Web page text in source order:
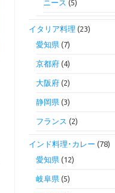
ニース (5)
イタリア料理 (23)
愛知県(7)
京都府(4)
大阪府(2)
静岡県(3)
フランス (2)
インド料理･カレー (78)
愛知県(12)
岐阜県(5)